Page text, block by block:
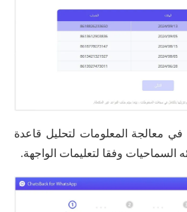
في معالجة المعلومات لتحليل قاعدة
السماحيات وفقا لتعليمات الواجهة.